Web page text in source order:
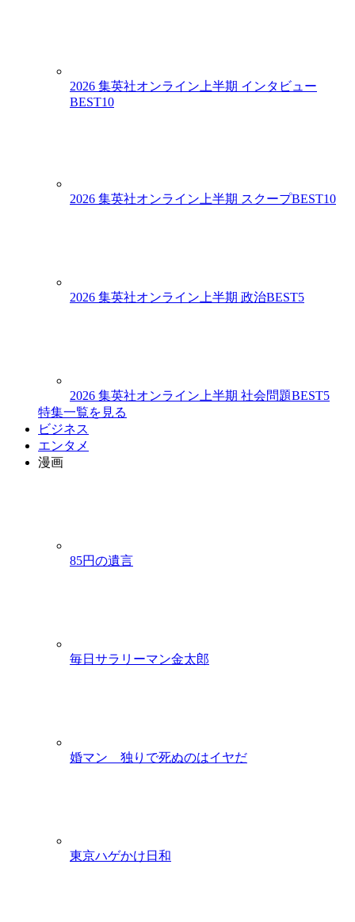
2026 集英社オンライン上半期 インタビュー
BEST10
2026 集英社オンライン上半期 スクープBEST10
2026 集英社オンライン上半期 政治BEST5
2026 集英社オンライン上半期 社会問題BEST5
特集一覧を見る
ビジネス
エンタメ
漫画
85円の遺言
毎日サラリーマン金太郎
婚マン 独りで死ぬのはイヤだ
東京ハゲかけ日和